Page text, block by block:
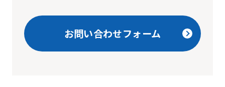
お問い合わせフォーム
this
website